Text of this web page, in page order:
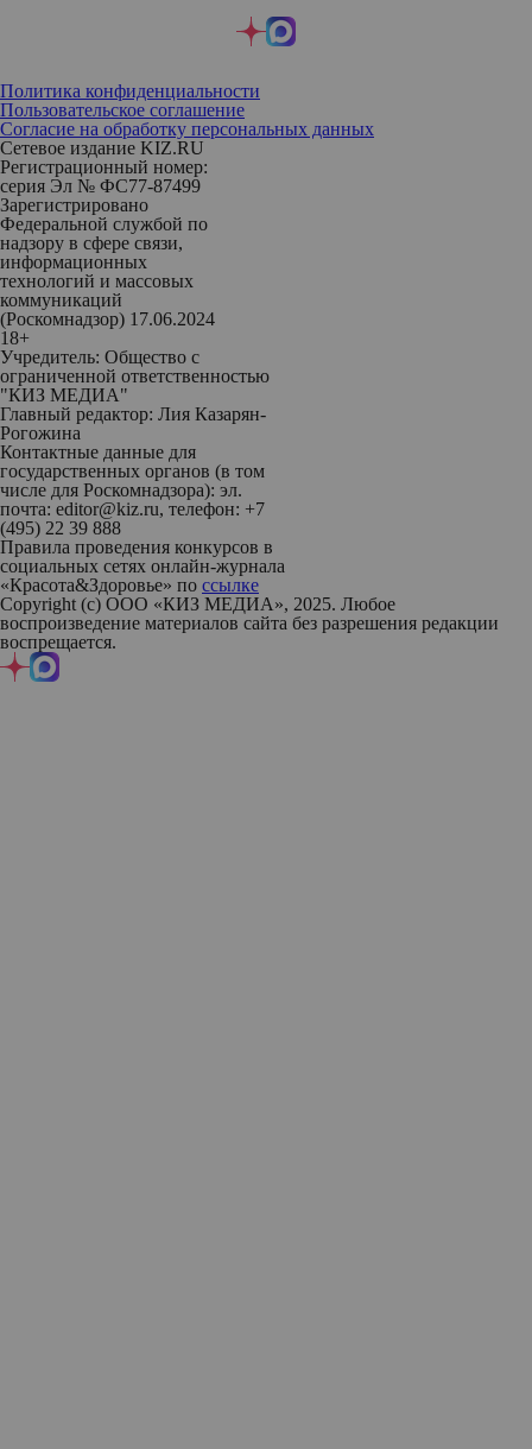
Политика конфиденциальности
Пользовательское соглашение
Согласие на обработку персональных данных
Сетевое издание KIZ.RU
Регистрационный номер:
серия Эл № ФС77-87499
Зарегистрировано
Федеральной службой по
надзору в сфере связи,
информационных
технологий и массовых
коммуникаций
(Роскомнадзор) 17.06.2024
18+
Учредитель: Общество с
ограниченной ответственностью
"КИЗ МЕДИА"
Главный редактор: Лия Казарян-
Рогожина
Контактные данные для
государственных органов (в том
числе для Роскомнадзора): эл.
почта: editor@kiz.ru, телефон: +7
(495) 22 39 888
Правила проведения конкурсов в
социальных сетях онлайн-журнала
«Красота&Здоровье» по ссылке
Copyright (с) ООО «КИЗ МЕДИА», 2025. Любое
воспроизведение материалов сайта без разрешения редакции
воспрещается.